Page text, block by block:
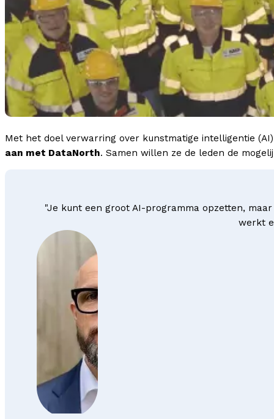
Met het doel verwarring over kunstmatige intelligentie
aan met DataNorth. Samen willen ze de leden de
"Je kunt een groot AI-programma opzetten,
werkt